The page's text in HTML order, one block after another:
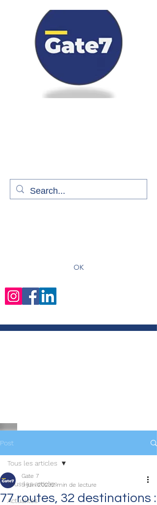
OK
Post
Tous les articles
Actualités
Tous les articles
77 routes, 32 destinations :
Gate 7
9 juin 20232 min de lecture